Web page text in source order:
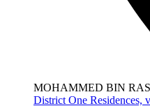
MOHAMMED BIN
District One Residences,